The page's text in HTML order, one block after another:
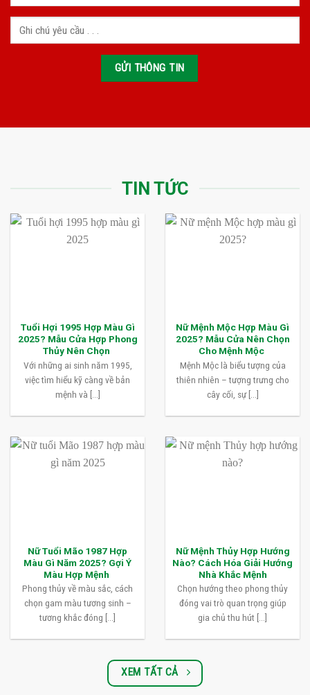
TIN TỨC
Tuổi Hợi 1995 Hợp Màu Gì
2025? Mẫu Cửa Hợp Phong
Thủy Nên Chọn
Với những ai sinh năm 1995,
việc tìm hiểu kỹ càng về bản
mệnh và [...]
Nữ Mệnh Mộc Hợp Màu Gì
2025? Mẫu Cửa Nên Chọn
Cho Mệnh Mộc
Mệnh Mộc là biểu tượng của
thiên nhiên – tượng trưng cho
cây cối, sự [...]
Nữ Tuổi Mão 1987 Hợp
Màu Gì Năm 2025? Gợi Ý
Màu Hợp Mệnh
Phong thủy về màu sắc, cách
chọn gam màu tương sinh –
tương khắc đóng [...]
Nữ Mệnh Thủy Hợp Hướng
Nào? Cách Hóa Giải Hướng
Nhà Khắc Mệnh
Chọn hướng theo phong thủy
đóng vai trò quan trọng giúp
gia chủ thu hút [...]
XEM TẤT CẢ